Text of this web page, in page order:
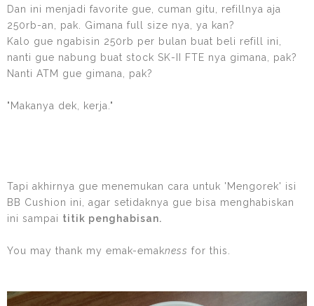
Dan ini menjadi favorite gue, cuman gitu, refillnya aja
250rb-an, pak. Gimana full size nya, ya kan?
Kalo gue ngabisin 250rb per bulan buat beli refill ini,
nanti gue nabung buat stock SK-II FTE nya gimana, pak?
Nanti ATM gue gimana, pak?
"Makanya dek, kerja."
Tapi akhirnya gue menemukan cara untuk 'Mengorek' isi
BB Cushion ini, agar setidaknya gue bisa menghabiskan
ini sampai titik penghabisan.
You may thank my emak-emakness for this.